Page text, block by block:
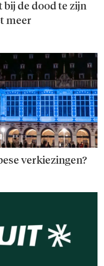
bij de dood te zijn
meer
verkiez­ingen?